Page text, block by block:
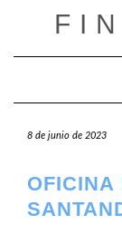
8 de junio de 2023